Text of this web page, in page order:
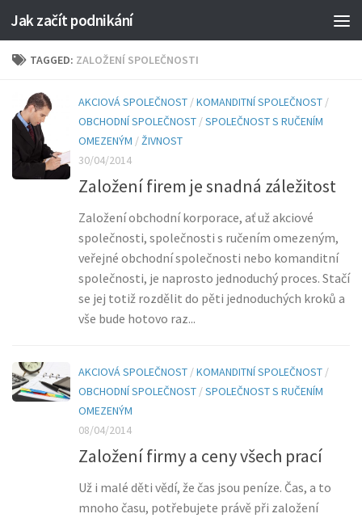
Jak začít podnikání
TAGGED: ZALOŽENÍ SPOLEČNOSTI
AKCIOVÁ SPOLEČNOST /KOMANDITNÍ SPOLEČNOST /
OBCHODNÍ SPOLEČNOST /SPOLEČNOST S RUČENÍM
OMEZENÝM /ŽIVNOST
30/04/2014
Založení firem je snadná záležitost
Založení obchodní korporace, ať už akciové
společnosti, společnosti s ručením omezeným,
veřejné obchodní společnosti nebo komanditní
společnosti, je naprosto jednoduchý proces. Stačí
se jej totiž rozdělit do pěti jednoduchých kroků a
vše bude hotovo raz...
AKCIOVÁ SPOLEČNOST /KOMANDITNÍ SPOLEČNOST /
OBCHODNÍ SPOLEČNOST /SPOLEČNOST S RUČENÍM
OMEZENÝM
08/04/2014
Založení firmy a ceny všech prací
Už i malé děti vědí, že čas jsou peníze. Čas, a to
mnoho času, potřebujete právě při založení